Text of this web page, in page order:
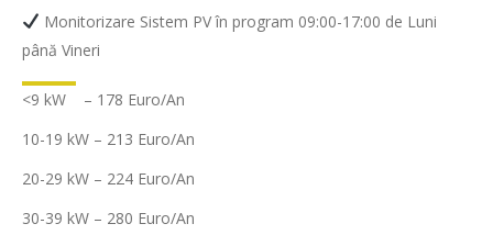
Monitorizare Sistem PV în program 09:00-17:00 de Luni
până Vineri
<9 kW – 178 Euro/An
10-19 kW – 213 Euro/An
20-29 kW – 224 Euro/An
30-39 kW – 280 Euro/An